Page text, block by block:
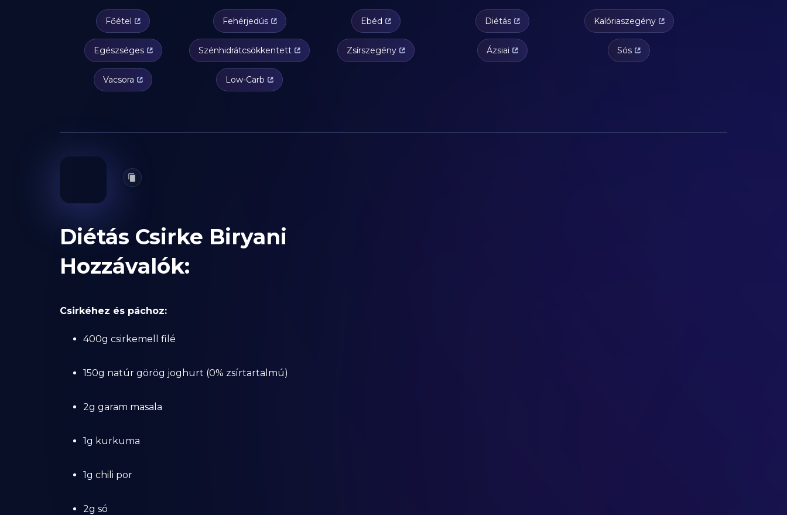
Főétel Fehérjedús Ebéd Diétás Kalóriaszegény
Egészséges Szénhidrátcsökkentett Zsírszegény Ázsiai Sós
Vacsora Low-Carb
Diétás Csirke Biryani
Hozzávalók:
Csirkéhez és páchoz:
400g csirkemell filé
150g natúr görög joghurt (0% zsírtartalmú)
2g garam masala
1g kurkuma
1g chili por
2g só